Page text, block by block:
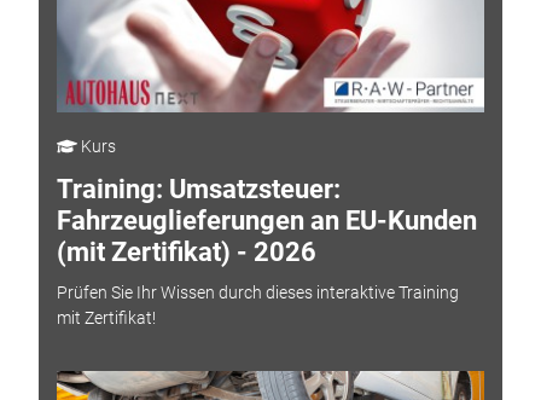
Kurs
Training: Umsatzsteuer:
Fahrzeuglieferungen an EU-Kunden
(mit Zertifikat) - 2026
Prüfen Sie Ihr Wissen durch dieses interaktive Training
mit Zertifikat!